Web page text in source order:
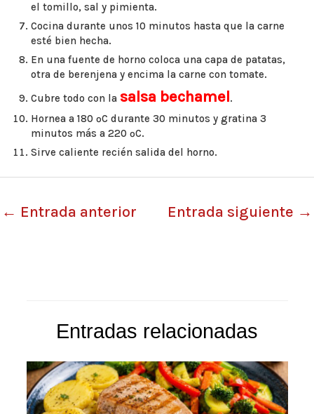
el tomillo, sal y pimienta.
Cocina durante unos 10 minutos hasta que la carne
esté bien hecha.
En una fuente de horno coloca una capa de patatas,
otra de berenjena y encima la carne con tomate.
Cubre todo con la salsa bechamel.
Hornea a 180 ºC durante 30 minutos y gratina 3
minutos más a 220 ºC.
Sirve caliente recién salida del horno.
← Entrada anterior Entrada siguiente →
Entradas relacionadas